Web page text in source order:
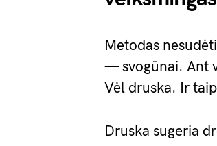
Metodas
— svogūnai. Ant
Vėl druska. Ir
Druska sugeria